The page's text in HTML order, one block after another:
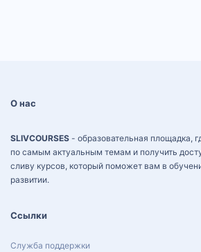
О нас
SLIVCOURSES - образовательная площадка,
по самым актуальным темам и получить
сливу курсов, который поможет вам в
развитии.
Ссылки
Служба поддержки